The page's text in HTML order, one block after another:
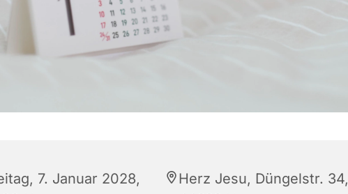
7. Januar 2028,
Herz Jesu, Düngelstr. 34,